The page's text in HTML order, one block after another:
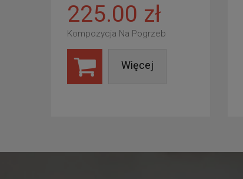
225.00 zł
Kompozycja Na Pogrzeb
Więcej